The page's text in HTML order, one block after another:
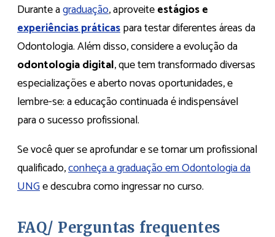
Durante agraduação, aproveiteestágios e
experiências práticaspara testar diferentes áreas da
Odontologia. Além disso, considere a evolução da
odontologia digital, que tem transformado diversas
especializações e aberto novas oportunidades, e
lembre-se: a educação continuada é indispensável
para o sucesso profissional.
Se você quer se aprofundar e se tornar um profissional
qualificado,conheça a graduação em Odontologia da
UNGe descubra como ingressar no curso.
FAQ/ Perguntas frequentes